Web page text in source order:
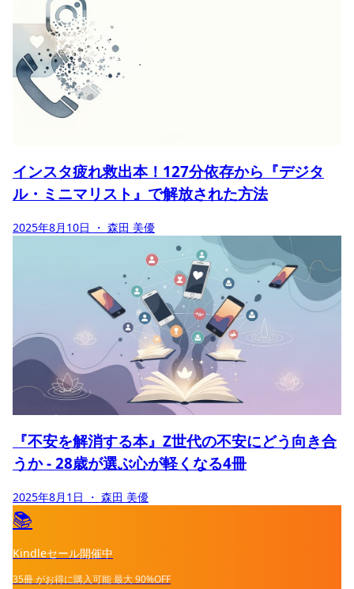
インスタ疲れ救出本！127分依存から『デジタ
ル・ミニマリスト』で解放された方法
2025年8月10日 ・ 森田 美優
『不安を解消する本』Z世代の不安にどう向き合
うか - 28歳が選ぶ心が軽くなる4冊
2025年8月1日 ・ 森田 美優
📚
Kindleセール開催中
35冊がお得に購入可能最大90%OFF